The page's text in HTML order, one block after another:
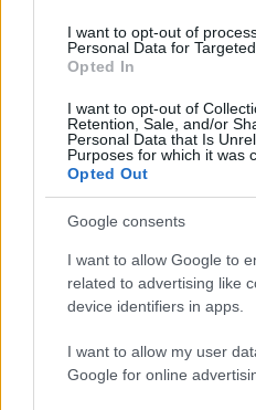
I want to opt-out of
Personal Data for
Opted In
I want to opt-out of
Retention, Sale, and/or
Personal Data that Is
Purposes for which it was
Opted Out
Google consents
I want to allow Google to
related to advertising like
device identifiers in apps.
I want to allow my user
Google for online
mai multe șanse de a se
dorm dezbrăcate trebuie
ajută și la procesul de
cercetărilor, expunerea
scăzute de 19° Celsius
6. Vei avea un risc scăzut
inimă și diabet de tip 2